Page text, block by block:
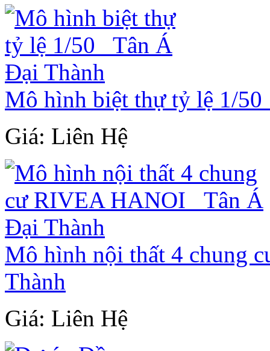
Mô hình biệt thự tỷ lệ 1/
Giá: Liên Hệ
Mô hình nội thất 4 chung
Thành
Giá: Liên Hệ